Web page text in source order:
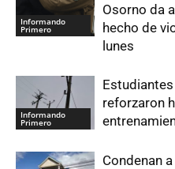
Informando
Primero
Osorno da
hecho de
lunes
Informando
Primero
reforzaron
Condenan